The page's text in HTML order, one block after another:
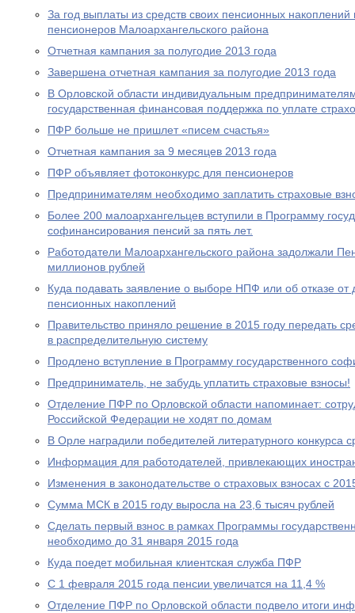
За год выплаты из средств своих пенсионных накоплений
пенсионеров Малоархангельского района
Отчетная кампания за полугодие 2013 года
Завершена отчетная кампания за полугодие 2013 года
В Орловской области индивидуальным
государственная финансовая поддержка по уплате
ПФР больше не пришлет «писем счастья»
Отчетная кампания за 9 месяцев 2013 года
ПФР объявляет фотоконкурс для пенсионеров
Предпринимателям необходимо заплатить страховые
Более 200 малоархангельцев вступили в Программу
софинансирования пенсий за пять лет.
Работодатели Малоархангельского района задолжали
миллионов рублей
Куда подавать заявление о выборе НПФ или об отказе
пенсионных накоплений
Правительство приняло решение в 2015 году передать
в распределительную систему
Продлено вступление в Программу государственного
Предприниматель, не забудь уплатить страховые взносы!
Отделение ПФР по Орловской области напоминает:
Российской Федерации не ходят по домам
В Орле наградили победителей литературного конкурса
Информация для работодателей, привлекающих
Изменения в законодательстве о страховых взносах с
Сумма МСК в 2015 году выросла на 23,6 тысяч рублей
Сделать первый взнос в рамках Программы
необходимо до 31 января 2015 года
Куда поедет мобильная клиентская служба ПФР
С 1 февраля 2015 года пенсии увеличатся на 11,4 %
Отделение ПФР по Орловской области подвело итоги